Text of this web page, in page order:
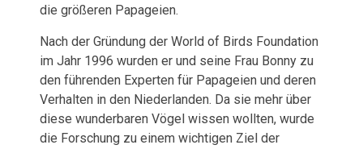
die größeren Papageien.
Nach der Gründung der World of Birds Foundation
im Jahr 1996 wurden er und seine Frau Bonny zu
den führenden Experten für Papageien und deren
Verhalten in den Niederlanden. Da sie mehr über
diese wunderbaren Vögel wissen wollten, wurde
die Forschung zu einem wichtigen Ziel der